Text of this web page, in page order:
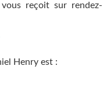
vous reçoit sur rendez-
Henry est :